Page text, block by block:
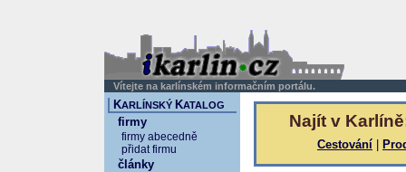
Vítejte na karlínském informačním portálu.
Najít v
Cestování
KARLÍNSKÝ KATALOG
firmy
firmy abecedně
přidat firmu
články